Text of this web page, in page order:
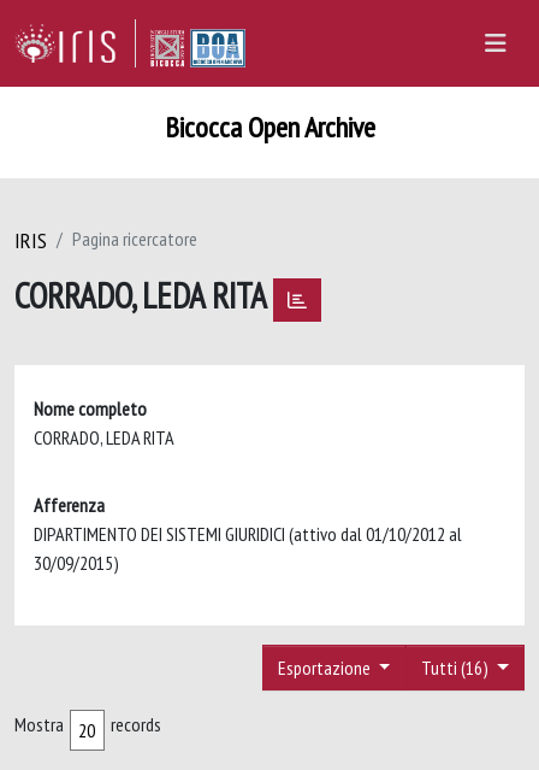
Bicocca Open Archive
IRIS Pagina ricercatore
CORRADO, LEDA RITA
Nome completo
CORRADO, LEDA RITA
Afferenza
DIPARTIMENTO DEI SISTEMI GIURIDICI (attivo dal 01/10/2012 al
30/09/2015)
Tutti (16)
Esportazione
Mostra records